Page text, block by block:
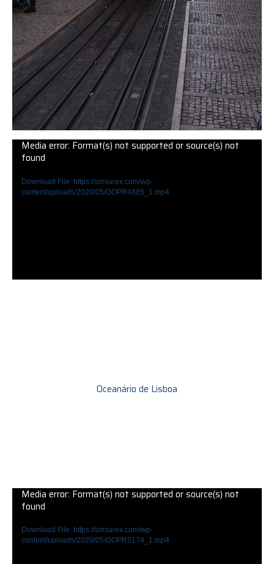
Media error: Format(s) not supported or source(s) not
found
Download File: https://simiarex.com/wp-
content/uploads/2020/05/GOPR4885_1.mp4
Oceanário de Lisboa
Media error: Format(s) not supported or source(s) not
found
Download File: https://simiarex.com/wp-
content/uploads/2020/05/GOPR5174_1.mp4